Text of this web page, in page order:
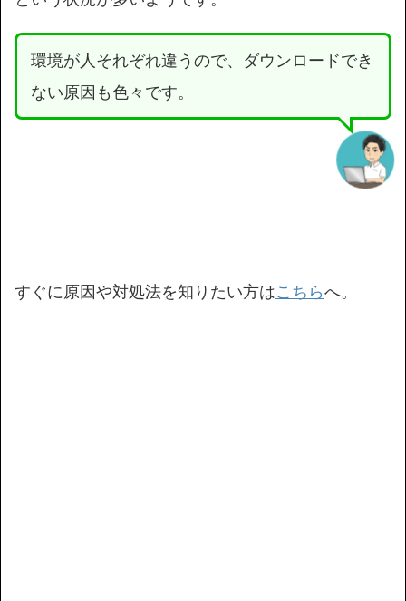
環境が人それぞれ違うので、ダウンロードでき
ない原因も色々です。
すぐに原因や対処法を知りたい方はこちらへ。